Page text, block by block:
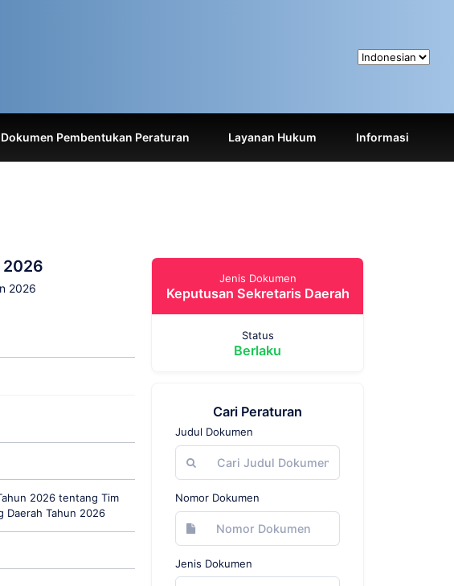
Dokumen Pembentukan Peraturan Layanan Hukum Informasi
2026
2026
2026 tentang Tim
Daerah Tahun 2026
Jenis Dokumen
Keputusan Sekretaris Daerah
Status
Berlaku
Cari Peraturan
Judul Dokumen
Nomor Dokumen
Jenis Dokumen